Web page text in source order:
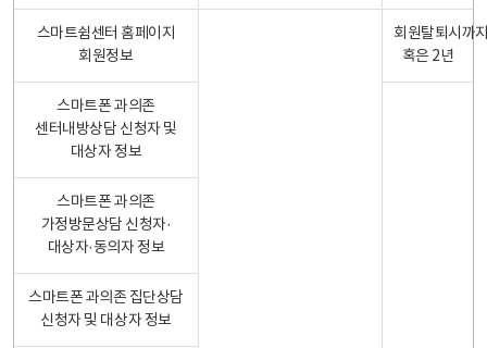
스마트쉼센터 홈페이지
회원정보
회원탈퇴시까
혹은 2년
스마트폰 과의존
센터내방상담 신청자 및
대상자 정보
스마트폰 과의존
가정방문상담 신청자·
대상자·동의자 정보
스마트폰 과의존 집단상담
신청자 및 대상자 정보